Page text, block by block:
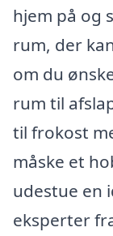
hjem på og
rum, der
om du
rum til
til frokost
måske et
udestue en
eksperter